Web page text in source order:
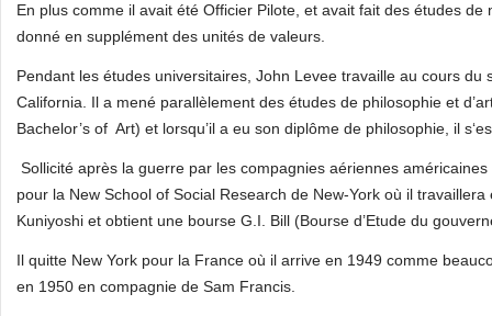
En plus comme il avait été Officier Pilote, et avait fait des études
donné en supplément des unités de valeurs.
Pendant les études universitaires, John Levee travaille au cours
California. Il a mené parallèlement des études de philosophie et
Bachelor’s of Art) et lorsqu’il a eu son diplôme de philosophie, il
Sollicité après la guerre par les compagnies aériennes
pour la New School of Social Research de New‑York où il
Kuniyoshi et obtient une bourse G.I. Bill (Bourse d’Etude du
Il quitte New York pour la France où il arrive en 1949 comme
en 1950 en compagnie de Sam Francis.